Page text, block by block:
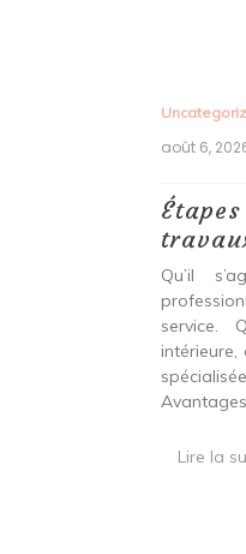
août 6,
Qu’il
service.
intérieure,
Lire la